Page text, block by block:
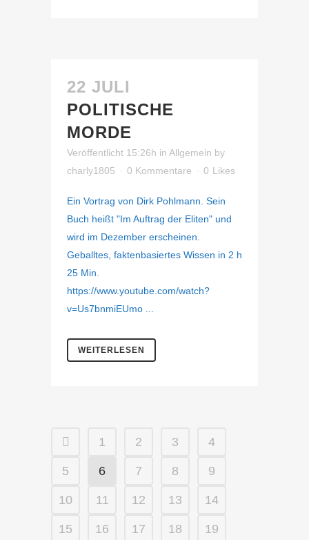
22 JULI
POLITISCHE
MORDE
Veröffentlicht 15:26h in Allgemein by
charly1805
0 Kommentare 0 Likes
Ein Vortrag von Dirk Pohlmann. Sein
Buch heißt "Im Auftrag der Eliten" und
wird im Dezember erscheinen.
Geballtes, faktenbasiertes Wissen in 2 h
25 Min.
https://www.youtube.com/watch?
v=Us7bnmiEUmo ...
WEITERLESEN
1 2 3 4
5 6 7 8 9
10 11 12 13 14
15 16 17 18 19